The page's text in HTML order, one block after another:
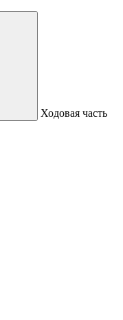
Ходовая часть